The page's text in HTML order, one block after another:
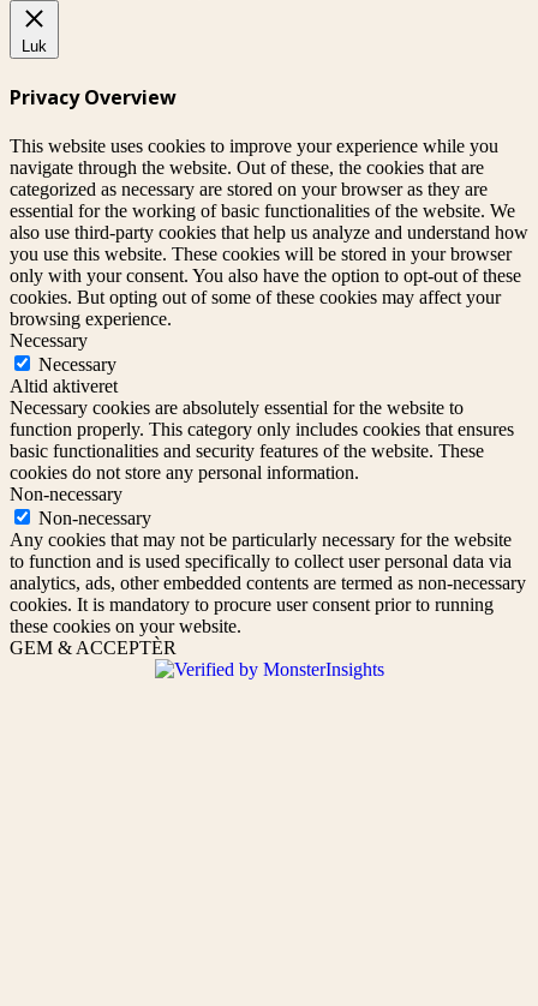
Luk
Privacy Overview
This website uses cookies to improve your experience while you
navigate through the website. Out of these, the cookies that are
categorized as necessary are stored on your browser as they are
essential for the working of basic functionalities of the website. We
also use third-party cookies that help us analyze and understand how
you use this website. These cookies will be stored in your browser
only with your consent. You also have the option to opt-out of these
cookies. But opting out of some of these cookies may affect your
browsing experience.
Necessary
Necessary
Altid aktiveret
Necessary cookies are absolutely essential for the website to
function properly. This category only includes cookies that ensures
basic functionalities and security features of the website. These
cookies do not store any personal information.
Non-necessary
Non-necessary
Any cookies that may not be particularly necessary for the website
to function and is used specifically to collect user personal data via
analytics, ads, other embedded contents are termed as non-necessary
cookies. It is mandatory to procure user consent prior to running
these cookies on your website.
GEM & ACCEPTÈR